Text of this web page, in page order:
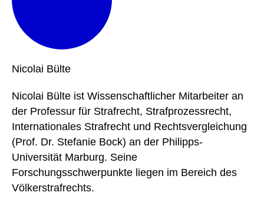
Nicolai Bülte
Nicolai Bülte ist Wissenschaftlicher Mitarbeiter an
der Professur für Strafrecht, Strafprozessrecht,
Internationales Strafrecht und Rechtsvergleichung
(Prof. Dr. Stefanie Bock) an der Philipps-
Universität Marburg. Seine
Forschungsschwerpunkte liegen im Bereich des
Völkerstrafrechts.